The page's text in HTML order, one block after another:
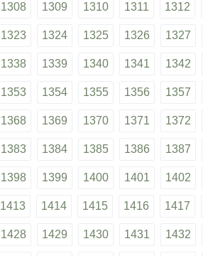
1308 1309 1310 1311 1312
1323 1324 1325 1326 1327
1338 1339 1340 1341 1342
1353 1354 1355 1356 1357
1368 1369 1370 1371 1372
1383 1384 1385 1386 1387
1398 1399 1400 1401 1402
1413 1414 1415 1416 1417
1428 1429 1430 1431 1432